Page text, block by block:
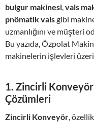
bulgur makinesi,vals
pnömatik valsgibi
uzmanlığını ve müşteri
Bu yazıda, Özpolat
makinelerin işlevleri
1. Zincirli Konveyör:
Çözümleri
Zincirli Konveyör,